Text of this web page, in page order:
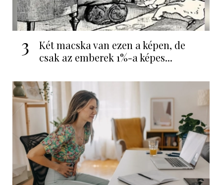
3
Két macska van ezen a képen, de
csak az emberek 1%-a képes...